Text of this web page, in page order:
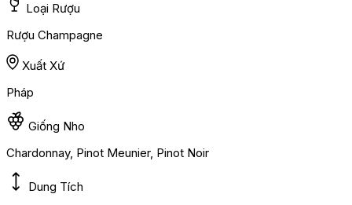
Loại Rượu
Rượu Champagne
Xuất Xứ
Pháp
Giống Nho
Chardonnay, Pinot Meunier, Pinot Noir
Dung Tích